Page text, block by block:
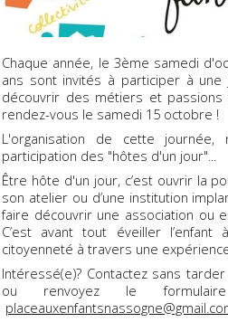
Chaque année, le 3ème samedi
ans sont invités à participer à
découvrir des métiers et passions
rendez-vous le samedi 15 octobre !
L'organisation de cette
participation des "hôtes d'un jour"...
Être hôte d'un jour, c’est ouvrir la
son atelier ou d’une institution
faire découvrir une association ou
C’est avant tout éveiller
citoyenneté à travers une expérience
Intéressé(e)? Contactez sans
ou renvoyez le